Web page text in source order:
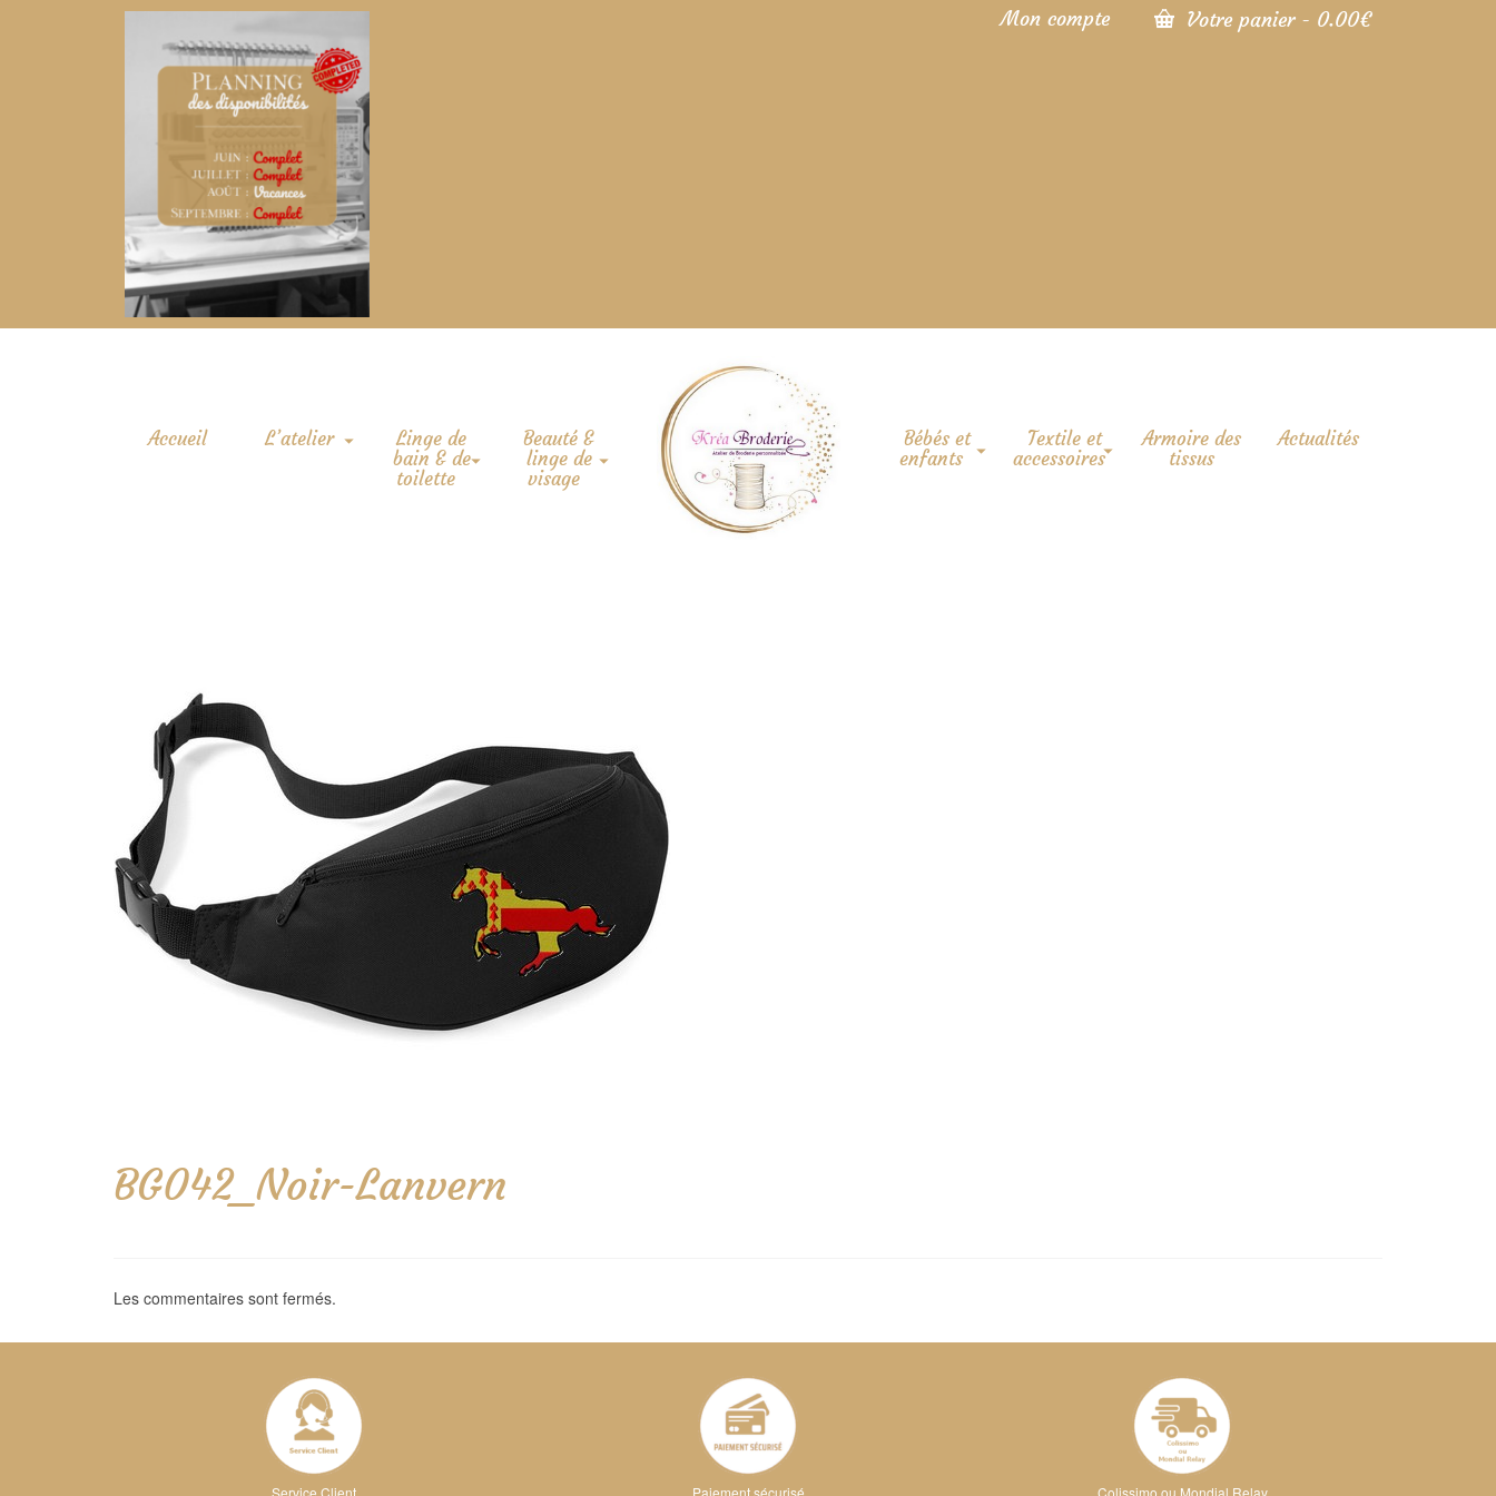
Mon compte Votre panier - 0.00€
Accueil L’atelier
Linge de
bain & de
toilette
Beauté &
linge de
visage
Bébés et
enfants
Textile et
accessoires
Armoire des
tissus
Actualités
BG042_Noir-Lanvern
Les commentaires sont fermés.
Service Client Paiement sécurisé Colissimo ou Mondial Relay